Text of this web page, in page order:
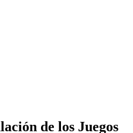
de los Juegos